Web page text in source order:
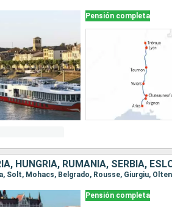
Pensión completa
HUNGRÍA, RUMANIA, SERBIA,
Pensión completa